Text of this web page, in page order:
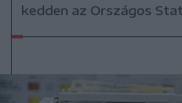
kedden az Országos